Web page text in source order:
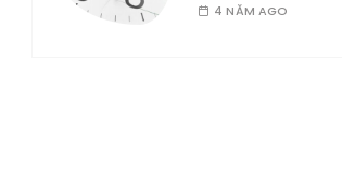
4 NĂM AGO